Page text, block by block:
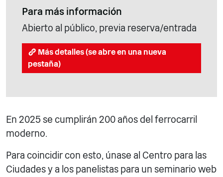
Para más información
Abierto al público, previa reserva/entrada
Más detalles (se abre en una nueva
pestaña)
En 2025 se cumplirán 200 años del ferrocarril
moderno.
Para coincidir con esto, únase al Centro para las
Ciudades y a los panelistas para un seminario web